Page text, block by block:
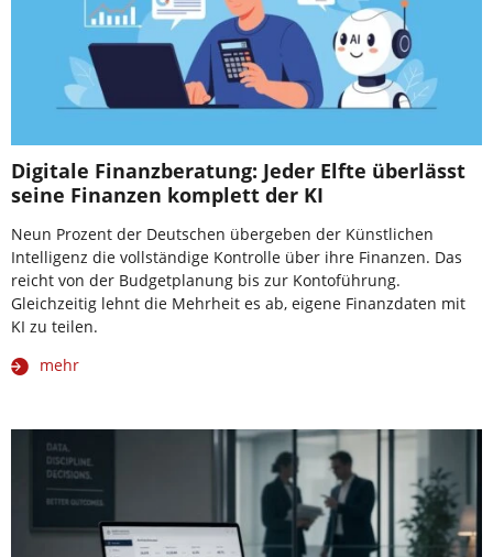
Digitale Finanzberatung: Jeder Elfte überlässt
seine Finanzen komplett der KI
Neun Prozent der Deutschen übergeben der Künstlichen
Intelligenz die vollständige Kontrolle über ihre Finanzen. Das
reicht von der Budgetplanung bis zur Kontoführung.
Gleichzeitig lehnt die Mehrheit es ab, eigene Finanzdaten mit
KI zu teilen.
mehr